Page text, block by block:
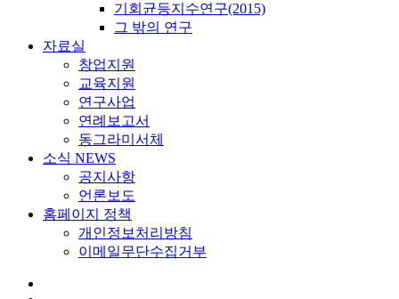
기회균등지수연구(2015)
그 밖의 연구
자료실
창업지원
교육지원
연구사업
연례보고서
동그라미서체
소식 NEWS
공지사항
언론보도
홈페이지 정책
개인정보처리방침
이메일무단수집거부